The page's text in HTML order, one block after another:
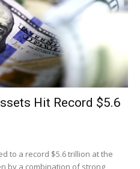
Hit Record $5.6
to a record $5.6 trillion at the
by a combination of strong